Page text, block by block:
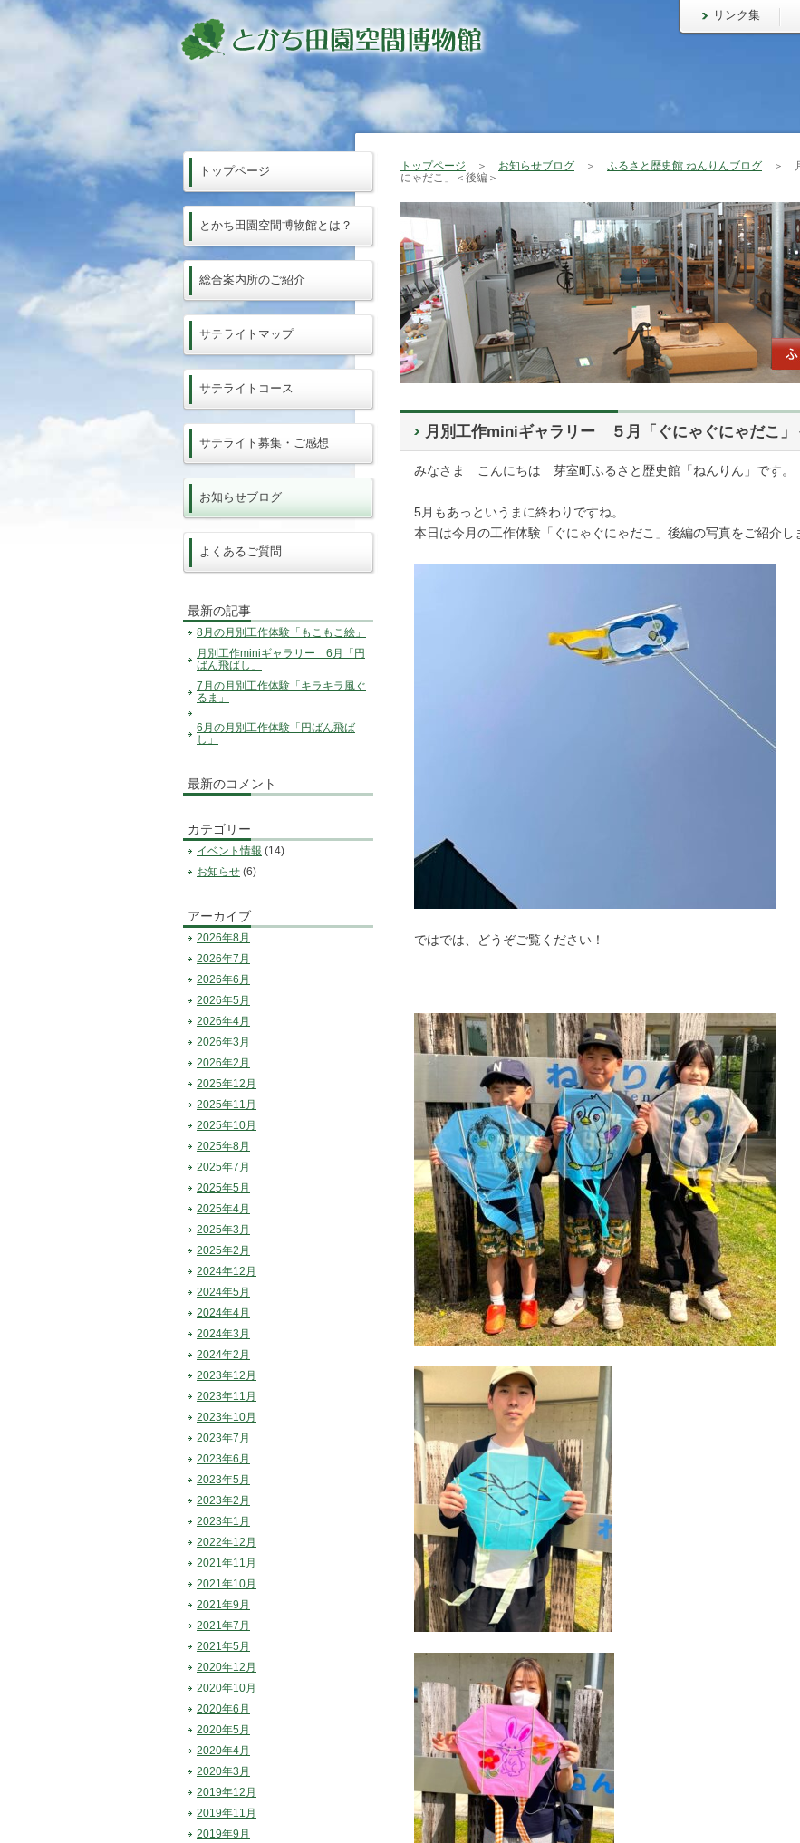
リンク集
トップページ ＞ お知らせブログ ＞ ふるさと歴史館 ねんりんブログ ＞ 月
にゃだこ」＜後編＞
月別工作miniギャラリー ５月「ぐにゃぐにゃだこ」
みなさま こんにちは 芽室町ふるさと歴史館「ねんりん」です。
5月もあっというまに終わりですね。
本日は今月の工作体験「ぐにゃぐにゃだこ」後編の写真をご紹介し
ではでは、どうぞご覧ください！
トップページ
とかち田園空間博物館とは？
総合案内所のご紹介
サテライトマップ
サテライトコース
サテライト募集・ご感想
お知らせブログ
よくあるご質問
最新の記事
8月の月別工作体験「もこもこ絵」
月別工作miniギャラリー 6月「円
ばん飛ばし」
7月の月別工作体験「キラキラ風ぐ
るま」
6月の月別工作体験「円ばん飛ば
し」
最新のコメント
カテゴリー
イベント情報 (14)
お知らせ (6)
アーカイブ
2026年8月
2026年7月
2026年6月
2026年5月
2026年4月
2026年3月
2026年2月
2025年12月
2025年11月
2025年10月
2025年8月
2025年7月
2025年5月
2025年4月
2025年3月
2025年2月
2024年12月
2024年5月
2024年4月
2024年3月
2024年2月
2023年12月
2023年11月
2023年10月
2023年7月
2023年6月
2023年5月
2023年2月
2023年1月
2022年12月
2021年11月
2021年10月
2021年9月
2021年7月
2021年5月
2020年12月
2020年10月
2020年6月
2020年5月
2020年4月
2020年3月
2019年12月
2019年11月
2019年9月